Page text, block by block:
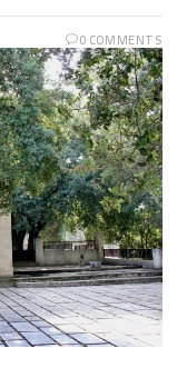
0 COMMENTS